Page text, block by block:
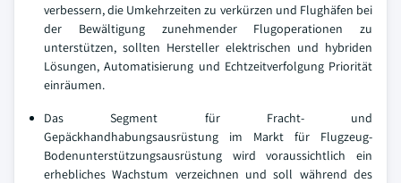
verbessern, die Umkehrzeiten zu verkürzen und Flughäfen bei
der Bewältigung zunehmender Flugoperationen zu
unterstützen, sollten Hersteller elektrischen und hybriden
Lösungen, Automatisierung und Echtzeitverfolgung Priorität
einräumen.
Das Segment für Fracht- und
Gepäckhandhabungsausrüstung im Markt für Flugzeug-
Bodenunterstützungsausrüstung wird voraussichtlich ein
erhebliches Wachstum verzeichnen und soll während des